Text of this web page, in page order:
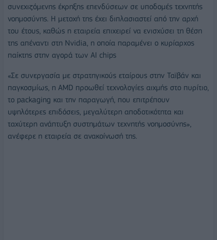
συνεχιζόμενης έκρηξης επενδύσεων σε υποδομές τεχνητής
νοημοσύνης. Η μετοχή της έχει διπλασιαστεί από την αρχή
του έτους, καθώς η εταιρεία επιχειρεί να ενισχύσει τη θέση
της απέναντι στη Nvidia, η οποία παραμένει ο κυρίαρχος
παίκτης στην αγορά των AI chips
«Σε συνεργασία με στρατηγικούς εταίρους στην Ταϊβάν και
παγκοσμίως, η AMD προωθεί τεχνολογίες αιχμής στο πυρίτιο,
το packaging και την παραγωγή, που επιτρέπουν
υψηλότερες επιδόσεις, μεγαλύτερη αποδοτικότητα και
ταχύτερη ανάπτυξη συστημάτων τεχνητής νοημοσύνης»,
ανέφερε η εταιρεία σε ανακοίνωσή της.